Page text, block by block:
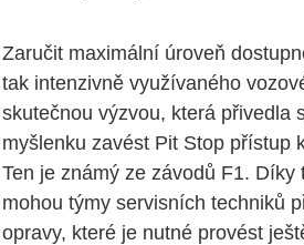
Zaručit maximální úroveň
tak intenzivně využívaného
skutečnou výzvou, která přivedla
myšlenku zavést Pit Stop přístup
Ten je známý ze závodů F1. Díky
mohou týmy servisních techniků
opravy, které je nutné provést